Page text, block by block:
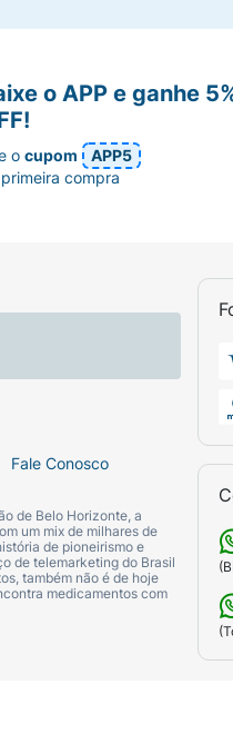
medida.
Fale Conosco
de Belo Horizonte, a
um mix de milhares de
de pioneirismo e
de telemarketing do Brasil
também não é de hoje
medicamentos com
o APP e ganhe
ocupom
APP5
compra